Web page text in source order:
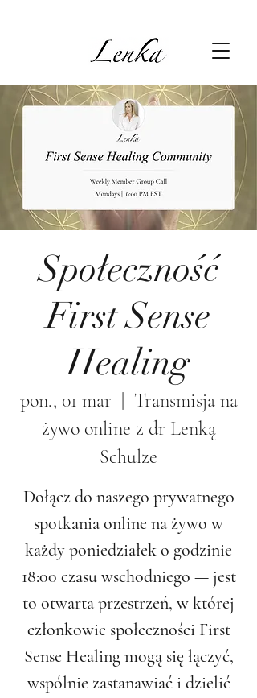
Społeczność
First Sense
Healing
pon., 01 mar
Transmisja na
żywo online z dr Lenką
Schulze
Dołącz do naszego prywatnego
spotkania online na żywo w
każdy poniedziałek o godzinie
18:00 czasu wschodniego — jest
to otwarta przestrzeń, w której
członkowie społeczności First
Sense Healing mogą się łączyć,
wspólnie zastanawiać i dzielić